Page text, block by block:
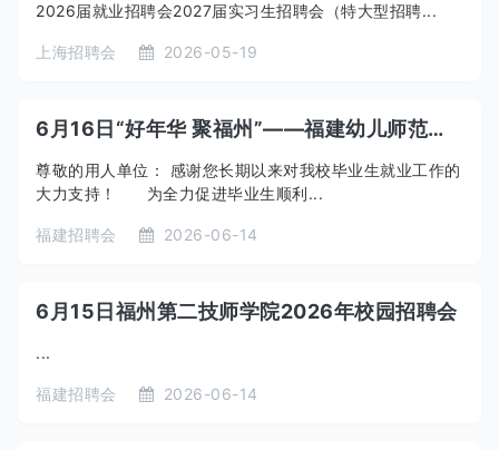
2026届就业招聘会2027届实习生招聘会（特大型招聘...
上海招聘会 2026-05-19
6月16日“好年华 聚福州”——福建幼儿师范高等专科学校2026届就业冲刺暨2027届实习专场招聘会
尊敬的用人单位： 感谢您长期以来对我校毕业生就业工作的
大力支持！ 为全力促进毕业生顺利...
福建招聘会 2026-06-14
6月15日福州第二技师学院2026年校园招聘会
...
福建招聘会 2026-06-14